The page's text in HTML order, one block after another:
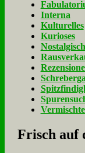
Interna
Kulturelles
Kurioses
Frisch auf